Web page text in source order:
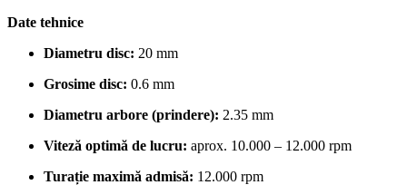
Date tehnice
Diametru disc: 20 mm
Grosime disc: 0.6 mm
Diametru arbore (prindere): 2.35 mm
Viteză optimă de lucru: aprox. 10.000 – 12.000 rpm
Turație maximă admisă: 12.000 rpm